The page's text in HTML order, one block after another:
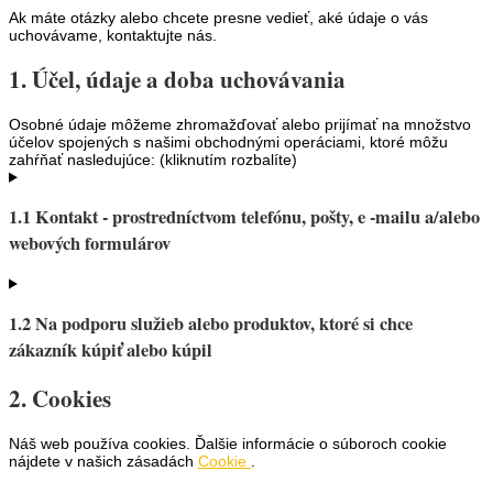
Ak máte otázky alebo chcete presne vedieť, aké údaje o vás
uchovávame, kontaktujte nás.
1. Účel, údaje a doba uchovávania
Osobné údaje môžeme zhromažďovať alebo prijímať na množstvo
účelov spojených s našimi obchodnými operáciami, ktoré môžu
zahŕňať nasledujúce: (kliknutím rozbalíte)
1.1 Kontakt - prostredníctvom telefónu, pošty, e -mailu a/alebo
webových formulárov
1.2 Na podporu služieb alebo produktov, ktoré si chce
zákazník kúpiť alebo kúpil
2. Cookies
Náš web používa cookies. Ďalšie informácie o súboroch cookie
nájdete v našich zásadách Cookie